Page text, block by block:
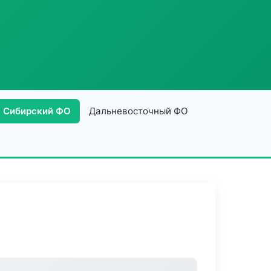
Сибирский ФО Дальневосточный ФО